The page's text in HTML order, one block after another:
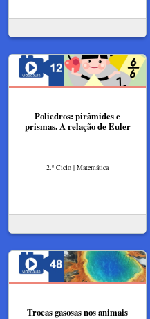
Poliedros: pirâmides e
prismas. A relação de Euler
2.º Ciclo | Matemática
Trocas gasosas nos animais